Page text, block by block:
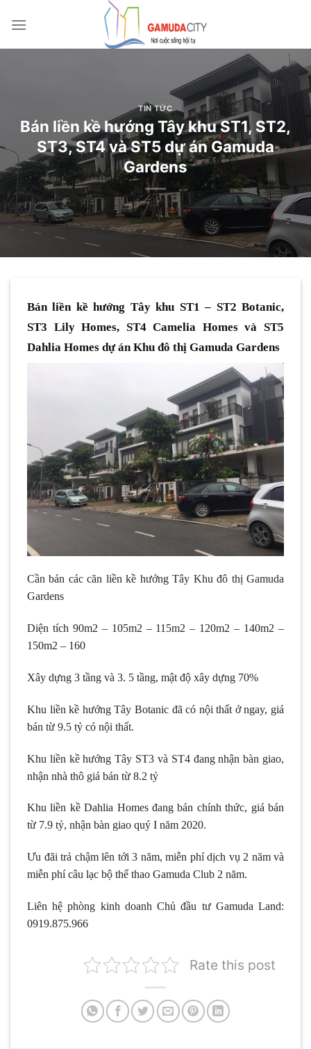
qua
TIN TỨC
Bán liền kề hướng Tây khu ST1, ST2,
ST3, ST4 và ST5 dự án Gamuda
Gardens
Bán liền kề hướng Tây khu ST1 – ST2 Botanic,
ST3 Lily Homes, ST4 Camelia Homes và ST5
Dahlia Homes dự án Khu đô thị Gamuda Gardens
Cần bán các căn liền kề hướng Tây Khu đô thị Gamuda
Gardens
Diện tích 90m2 – 105m2 – 115m2 – 120m2 – 140m2 –
150m2 – 160
Xây dựng 3 tầng và 3. 5 tầng, mật độ xây dựng 70%
Khu liền kề hướng Tây Botanic đã có nội thất ở ngay, giá
bán từ 9.5 tỷ có nội thất.
Khu liền kề hướng Tây ST3 và ST4 đang nhận bàn giao,
nhận nhà thô giá bán từ 8.2 tỷ
Khu liền kề Dahlia Homes đang bán chính thức, giá bán
từ 7.9 tỷ, nhận bàn giao quý I năm 2020.
Ưu đãi trả chậm lên tới 3 năm, miễn phí dịch vụ 2 năm và
miễn phí câu lạc bộ thể thao Gamuda Club 2 năm.
Liên hệ phòng kinh doanh Chủ đầu tư Gamuda Land:
0919.875.966
Rate this post